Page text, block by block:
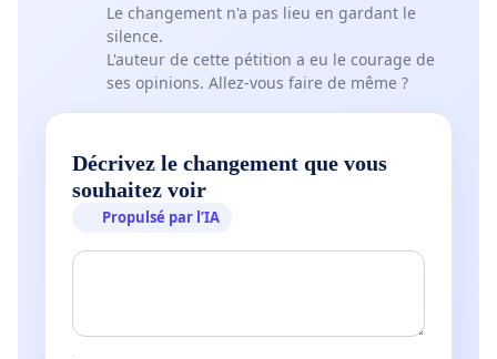
Le changement n'a pas lieu en gardant le
silence.
L'auteur de cette pétition a eu le courage de
ses opinions. Allez-vous faire de même ?
Décrivez le changement que vous
souhaitez voir
Propulsé par l’IA